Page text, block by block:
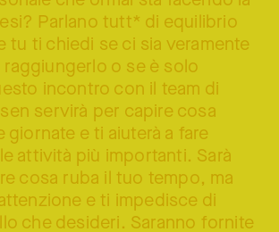
Parlano tutt* di equilibrio
tu ti chiedi se ci sia veramente
o se è solo
incontro con il team di
servirà per capire cosa
giornate e ti aiuterà a fare
attività più importanti. Sarà
cosa ruba il tuo tempo, ma
e ti impedisce di
che desideri. Saranno fornite